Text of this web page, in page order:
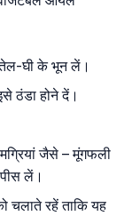
तेल-घी के भून लें।
ठंडा होने दें।
जैसे – मूंगफली
लें।
चलाते रहें ताकि यह